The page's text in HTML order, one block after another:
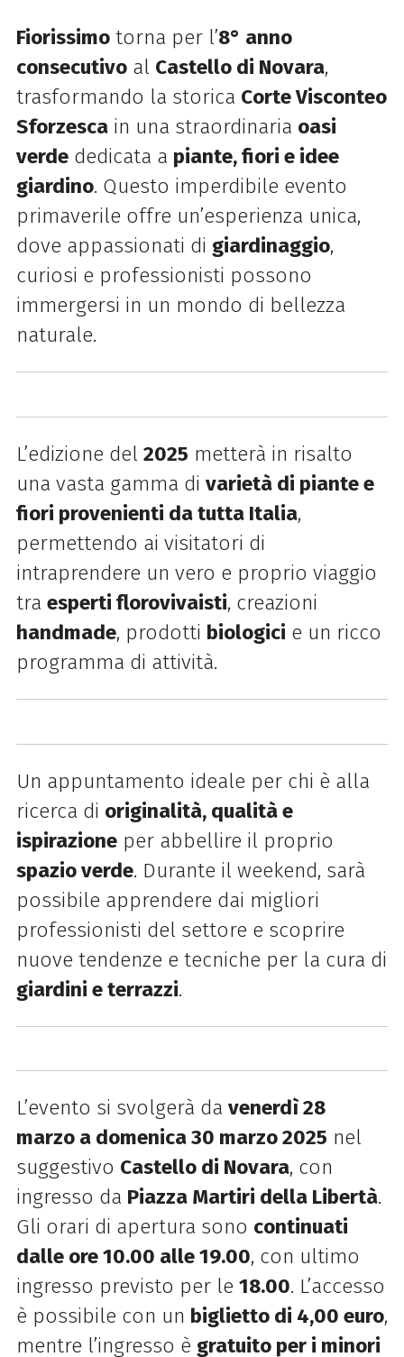
Fiorissimotorna per l’8° anno
consecutivoal Castello di Novara,
trasformando la storica Corte Visconteo
Sforzescain una straordinaria oasi
verdededicata a piante, fiori e idee
giardino. Questo imperdibile evento
primaverile offre un’esperienza unica,
dove appassionati di giardinaggio,
curiosi e professionisti possono
immergersi in un mondo di bellezza
naturale.
L’edizione del 2025 metterà in risalto
una vasta gamma di varietà di piante e
fiori provenienti da tutta Italia,
permettendo ai visitatori di
intraprendere un vero e proprio viaggio
tra esperti florovivaisti, creazioni
handmade, prodotti biologici e un ricco
programma di attività.
Un appuntamento ideale per chi è alla
ricerca di originalità, qualità e
ispirazioneper abbellire il proprio
spazio verde. Durante il weekend, sarà
possibile apprendere dai migliori
professionisti del settore e scoprire
nuove tendenze e tecniche per la cura di
giardini e terrazzi.
L’evento si svolgerà da venerdì 28
marzo a domenica 30 marzo 2025 nel
suggestivo Castello di Novara, con
ingresso da Piazza Martiri della Libertà.
Gli orari di apertura sono continuati
dalle ore 10.00 alle 19.00, con ultimo
ingresso previsto per le 18.00. L’accesso
è possibile con un biglietto di 4,00 euro,
mentre l’ingresso è gratuito per i minori